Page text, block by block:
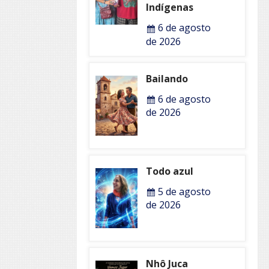
Indígenas
6 de agosto
de 2026
Bailando
6 de agosto
de 2026
Todo azul
5 de agosto
de 2026
Nhô Juca